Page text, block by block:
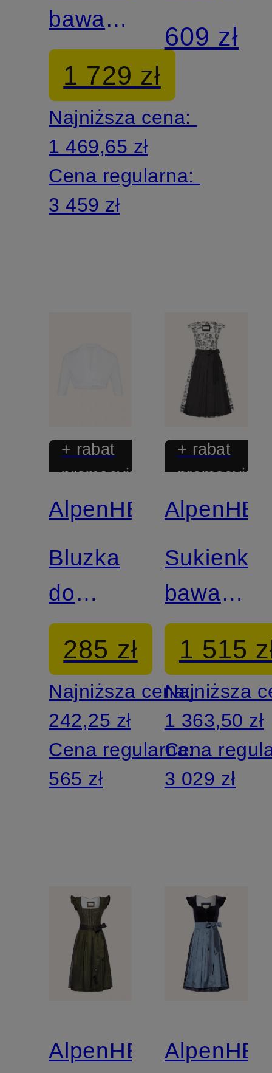
bawarska
CARINA
1 729 zł
Najniższa cena:
1 469,65 zł
Cena regularna:
3 459 zł
LOU z
koronki
i
609 zł
+ rabat
promocyjny
AlpenHERZ
Bluzka
do
sukienki
bawarskiej
HELLIN
285 zł
Najniższa cena:
242,25 zł
Cena regularna:
565 zł
+ rabat
promocyjny
Sukienka
bawarska
MONACO
1 515
Najniższa
1 363,50 zł
Cena
3 029 zł
AlpenHERZ